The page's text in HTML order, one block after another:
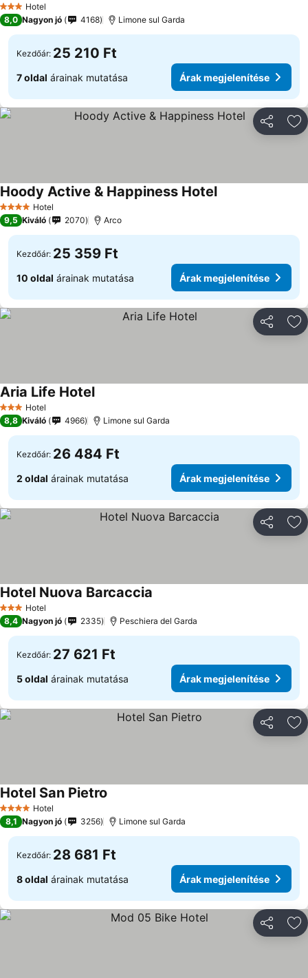
3 Kategória
Hotel
8,0 Nagyon jó 4168 Limone sul Garda
Kezdőár: 25 210 Ft
7 oldal árainak mutatása Árak megjelenítése
4 KategóriaHotel
Hoody Active & Happiness Hotel
9,5 Kiváló 2070 Arco
Kezdőár: 25 359 Ft
10 oldal árainak mutatása Árak megjelenítése
3 Kategória
Hotel
Aria Life Hotel
8,8 Kiváló 4966 Limone sul Garda
Kezdőár: 26 484 Ft
2 oldal árainak mutatása Árak megjelenítése
3 Kategória
Hotel
Hotel Nuova Barcaccia
8,4 Nagyon jó 2335 Peschiera del Garda
Kezdőár: 27 621 Ft
5 oldal árainak mutatása Árak megjelenítése
4 KategóriaHotel
Hotel San Pietro
8,1 Nagyon jó 3256 Limone sul Garda
Kezdőár: 28 681 Ft
8 oldal árainak mutatása Árak megjelenítése